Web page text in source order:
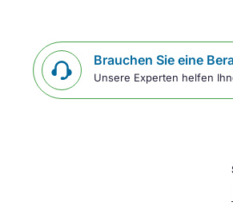
Brauchen Sie eine
Unsere Experten helfen